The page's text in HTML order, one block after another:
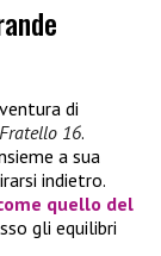
di
16.
a sua
indietro.
quello del
gli equilibri